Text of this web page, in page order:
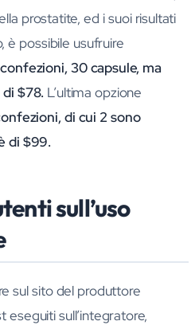
prostatite, ed i suoi risultati
è possibile usufruire
30 capsule, ma
$78. L’ultima opzione
di cui 2 sono
di $99.
sull’uso
sul sito del produttore
eseguiti sull’integratore,